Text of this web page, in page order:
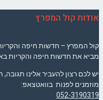
אודות קול המפרץ
קול המפרץ – חדשות חיפה
מביא את חדשות חיפה והקריות
יש לכם רצון להעביר אלינו
מוזמנים לפנות בוואטצאפ:
052-3190319